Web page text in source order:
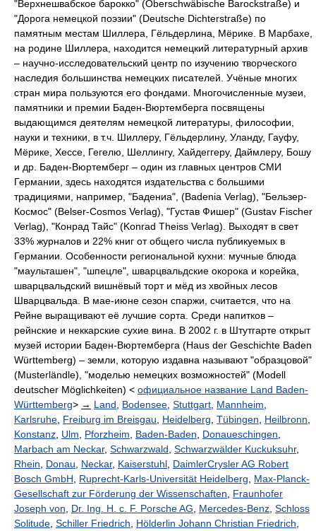
"Верхнешвабское барокко" (Oberschwäbische Barockstraße) и
"Дорога немецкой поэзии" (Deutsche Dichterstraße) по
памятным местам Шиллера, Гёльдерлина, Мёрике. В Марбахе,
на родине Шиллера, находится немецкий литературный архив
– научно-исследовательский центр по изучению творческого
наследия большинства немецких писателей. Учёные многих
стран мира пользуются его фондами. Многочисленные музеи,
памятники и премии Баден-Вюртемберга посвящены
выдающимся деятелям немецкой литературы, философии,
науки и техники, в т.ч. Шиллеру, Гёльдерлину, Уланду, Гауфу,
Мёрике, Хессе, Гегелю, Шеллингу, Хайдеггеру, Даймлеру, Бошу
и др. Баден-Вюртемберг – один из главных центров СМИ
Германии, здесь находятся издательства с большими
традициями, например, "Бадениа", (Badenia Verlag), "Бельзер-
Космос" (Belser-Cosmos Verlag), "Густав Фишер" (Gustav Fischer
Verlag), "Конрад Тайс" (Konrad Theiss Verlag). Выходят в свет
33% журналов и 22% книг от общего числа публикуемых в
Германии. Особенности региональной кухни: мучные блюда
"маульташен", "шпецле", шварцвальдские окорока и корейка,
шварцвальдский вишнёвый торт и мёд из хвойных лесов
Шварцвальда. В мае-июне сезон спаржи, считается, что на
Рейне выращивают её лучшие сорта. Среди напитков –
рейнские и неккарские сухие вина. В 2002 г. в Штутгарте открыт
музей истории Баден-Вюртемберга (Haus der Geschichte Baden
Württemberg) – земли, которую издавна называют "образцовой"
(Musterländle), "моделью немецких возможностей" (Modell
deutscher Möglichkeiten) < официальное название Land Baden-
Württemberg> → Land Bodensee Stuttgart Mannheim
Karlsruhe Freiburg im Breisgau Heidelberg Tübingen Heilbronn
Konstanz Ulm Pforzheim Baden-Baden Donaueschingen
Marbach am Neckar, Schwarzwald Schwarzwälder Kuckuksuhr,
Rhein
Donau Neckar, Kaiserstuhl DaimlerCrysler AG Robert
Bosch GmbH
Ruprecht-Karls-Universität Heidelberg
Max-Planck-
Gesellschaft zur Förderung der Wissenschaften
Fraunhofer
Joseph von
Dr. Ing. H. c. F. Porsche AG Mercedes-Benz Schloss
Solitude Schiller Friedrich Hölderlin Johann Christian Friedrich